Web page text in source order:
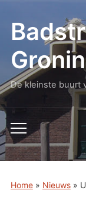
De kleinste buurt
Toggle
mobiel
menu
Home» Nieuws»